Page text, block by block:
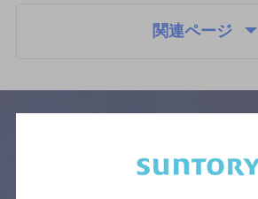
関連ページ
サイトマップ ご意見・ご感想